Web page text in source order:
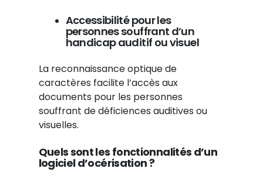
Accessibilité pour les
personnes souffrant d’un
handicap auditif ou visuel
La reconnaissance optique de
caractères facilite l’accès aux
documents pour les personnes
souffrant de déficiences auditives ou
visuelles.
Quels sont les fonctionnalités d’un
logiciel d’océrisation ?